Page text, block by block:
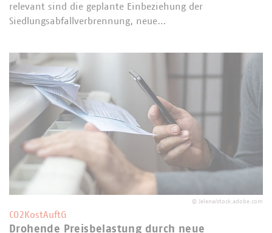
relevant sind die geplante Einbeziehung der
Siedlungsabfallverbrennung, neue…
© Jelena/stock.adobe.com
CO2KostAuftG
Drohende Preisbelastung durch neue